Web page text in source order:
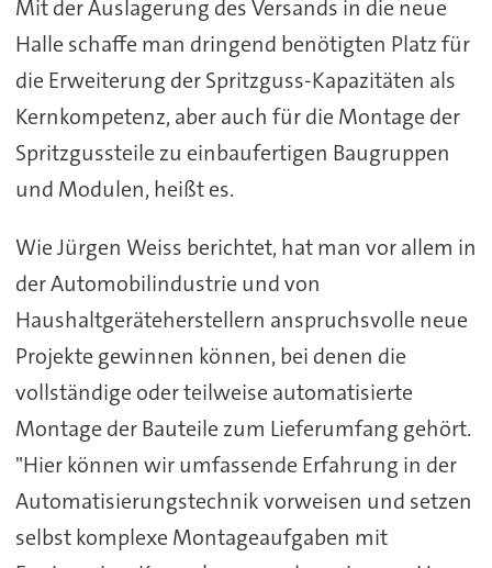
Mit der Auslagerung des Versands in die neue
Halle schaffe man dringend benötigten Platz für
die Erweiterung der Spritzguss-Kapazitäten als
Kernkompetenz, aber auch für die Montage der
Spritzgussteile zu einbaufertigen Baugruppen
und Modulen, heißt es.
Wie Jürgen Weiss berichtet, hat man vor allem in
der Automobilindustrie und von
Haushaltgeräteherstellern anspruchsvolle neue
Projekte gewinnen können, bei denen die
vollständige oder teilweise automatisierte
Montage der Bauteile zum Lieferumfang gehört.
"Hier können wir umfassende Erfahrung in der
Automatisierungstechnik vorweisen und setzen
selbst komplexe Montageaufgaben mit